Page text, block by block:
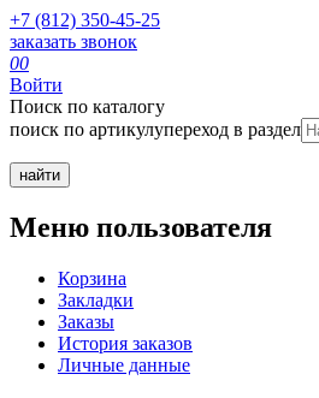
+7 (812) 350-45-25
заказать звонок
00
Войти
Поиск по каталогу
поиск по артикулупереход в раздел
Меню пользователя
Корзина
Закладки
Заказы
История заказов
Личные данные